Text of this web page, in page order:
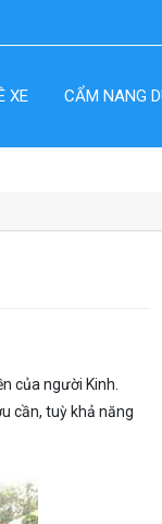
XE CẨM NANG
của người Kinh.
cần, tuỳ khả năng